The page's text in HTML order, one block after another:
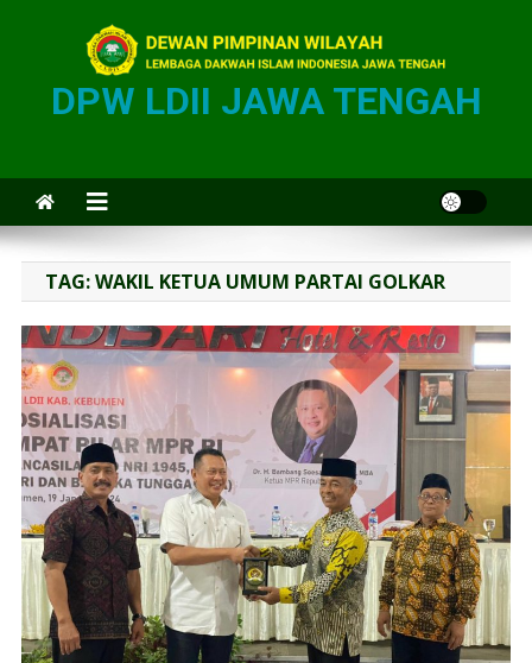
DPW LDII JAWA TENGAH
TAG:WAKIL KETUA UMUM PARTAI GOLKAR